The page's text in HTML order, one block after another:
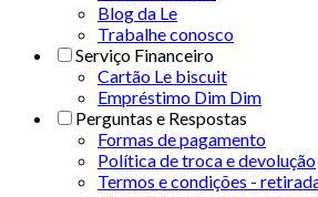
Blog da Le
Trabalhe conosco
Serviço Financeiro
Cartão Le biscuit
Empréstimo Dim Dim
Perguntas e Respostas
Formas de pagamento
Política de troca e devolução
Termos e condições -